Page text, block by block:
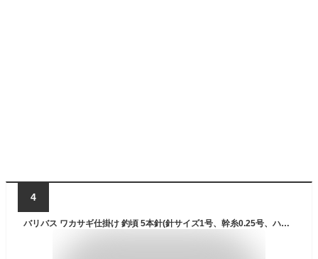
4
バリバス ワカサギ仕掛け 釣頃 5本針(針サイズ1号、幹糸0.25号、ハリス0.2号) ワカサギシカケツリゴロ5ホンバリ(1ゴウ) VARIVAS ワカサギ仕掛け VAW-348